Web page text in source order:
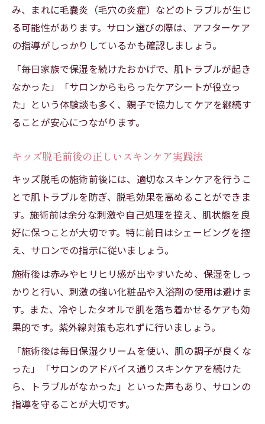
み、まれに毛嚢炎（毛穴の炎症）などのトラブルが生じ
る可能性があります。サロン選びの際は、アフターケア
の指導がしっかりしているかも確認しましょう。
「毎日家族で保湿を続けたおかげで、肌トラブルが起き
なかった」「サロンからもらったケアシートが役立っ
た」という体験談も多く、親子で協力してケアを継続す
ることが安心につながります。
キッズ脱毛前後の正しいスキンケア実践法
キッズ脱毛の施術前後には、適切なスキンケアを行うこ
とで肌トラブルを防ぎ、脱毛効果を高めることができま
す。施術前は余分な刺激や自己処理を控え、肌状態を良
好に保つことが大切です。特に前日はシェービングを控
え、サロンでの指示に従いましょう。
施術後は赤みやヒリヒリ感が出やすいため、保湿をしっ
かりと行い、刺激の強い化粧品や入浴剤の使用は避けま
す。また、冷やしたタオルで肌を落ち着かせるケアも効
果的です。紫外線対策も忘れずに行いましょう。
「施術後は毎日保湿クリームを使い、肌の調子が良くな
った」「サロンのアドバイス通りスキンケアを続けた
ら、トラブルがなかった」といった声もあり、サロンの
指導を守ることが大切です。